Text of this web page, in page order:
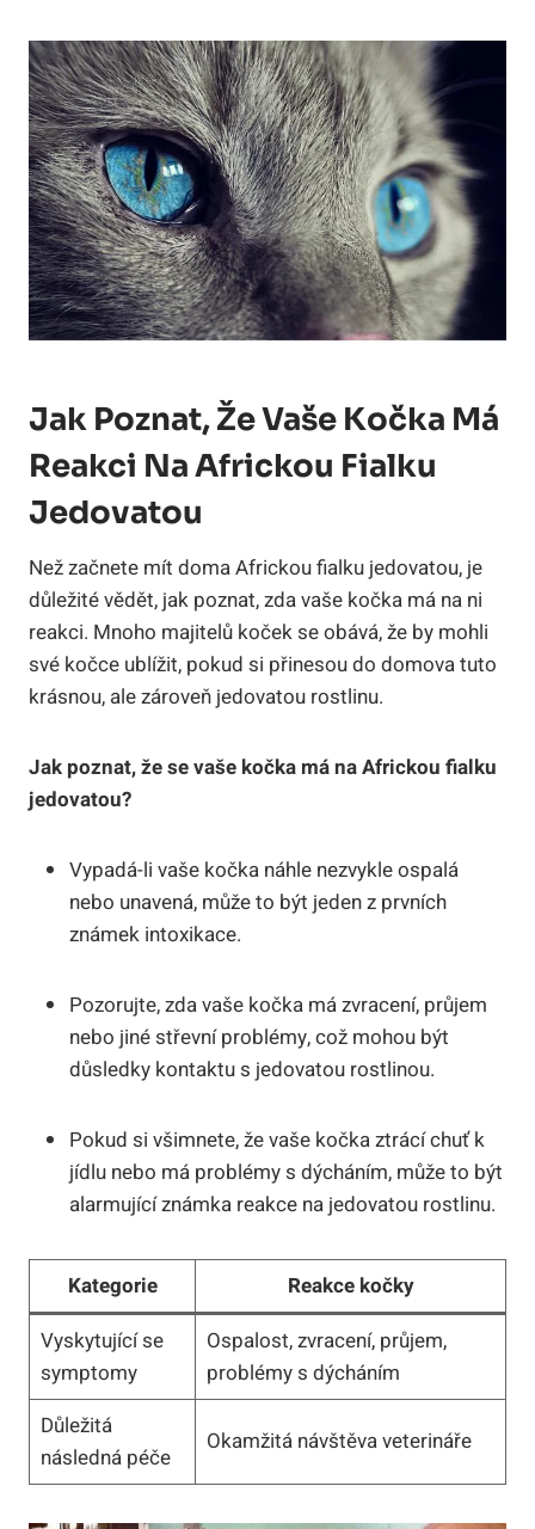
Jak Poznat, Že Vaše Kočka Má
Reakci Na Africkou Fialku
Jedovatou
Než začnete mít doma Africkou fialku jedovatou, je
důležité vědět, jak poznat, zda vaše kočka má na ni
reakci. Mnoho majitelů koček se obává, že by mohli
své kočce ublížit, pokud si přinesou do domova tuto
krásnou, ale zároveň jedovatou rostlinu.
Jak poznat, že se vaše kočka má na Africkou fialku
jedovatou?
Vypadá-li vaše kočka náhle nezvykle ospalá
nebo unavená, může to být jeden z prvních
známek intoxikace.
Pozorujte, zda vaše kočka má zvracení, průjem
nebo jiné střevní problémy, což mohou být
důsledky kontaktu s jedovatou rostlinou.
Pokud si všimnete, že vaše kočka ztrácí chuť k
jídlu nebo má problémy s dýcháním, může to být
alarmující známka reakce na jedovatou rostlinu.
Kategorie
Reakce kočky
Vyskytující se
symptomy
Ospalost, zvracení, průjem,
problémy s dýcháním
Důležitá
následná péče
Okamžitá návštěva veterináře